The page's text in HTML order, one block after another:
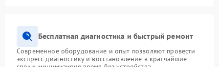
Бесплатная диагностика и быстрый ремонт
Современное оборудование и опыт позволяют провести
экспресс-диагностику и восстановление в кратчайшие